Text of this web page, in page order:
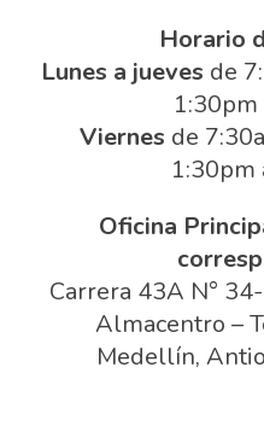
Horario
Lunes a jueves de
Viernes de
1:30pm
Oficina
Carrera 43A N°
Almacentro –
Medellín,